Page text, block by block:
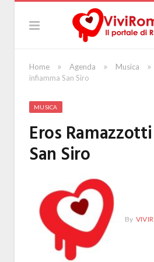
Home » Agenda » Musica »
infiamma San Siro
MUSICA
Eros
San Siro
By